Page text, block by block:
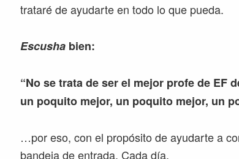
trataré de ayudarte en todo lo que pueda.
Escusha bien:
“No se trata de ser el mejor profe de EF
un poquito mejor, un poquito mejor, un
…por eso, con el propósito de ayudarte a
bandeja de entrada. Cada día.